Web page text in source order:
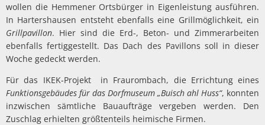
wollen die Hemmener Ortsbürger in Eigenleistung ausführen.
In Hartershausen entsteht ebenfalls eine Grillmöglichkeit, ein
Grillpavillon. Hier sind die Erd-, Beton- und Zimmerarbeiten
ebenfalls fertiggestellt. Das Dach des Pavillons soll in dieser
Woche gedeckt werden.
Für das IKEK-Projekt in Fraurombach, die Errichtung eines
Funk­tionsgebäudes für das Dorfmuseum „Buisch ahl Huss“, konnten
inzwischen sämtliche Bauaufträge vergeben werden. Den
Zuschlag erhielten größtenteils heimische Firmen.